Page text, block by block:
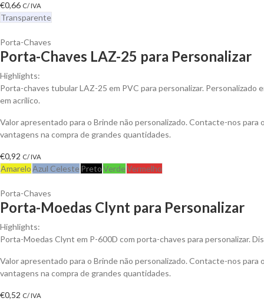
€0,66 C/ IVA
Transparente
Porta-Chaves
Porta-Chaves LAZ-25 para Personalizar
Highlights:
Porta-chaves tubular LAZ-25 em PVC para personalizar. Personalizado
em acrílico.
Valor apresentado para o Brinde não personalizado. Contacte-nos para
vantagens na compra de grandes quantidades.
€0,92 C/ IVA
AmareloAzul Celeste PretoVerdeVermelho
Porta-Chaves
Porta-Moedas Clynt para Personalizar
Highlights:
Porta-Moedas Clynt em P-600D com porta-chaves para personalizar.
Valor apresentado para o Brinde não personalizado. Contacte-nos para
vantagens na compra de grandes quantidades.
€0,52 C/ IVA